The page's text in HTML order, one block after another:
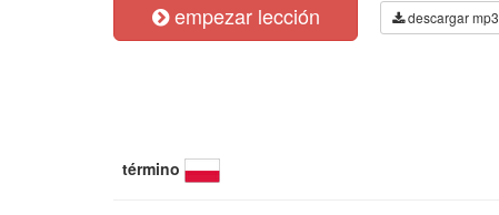
empezar lección descargar mp3
término